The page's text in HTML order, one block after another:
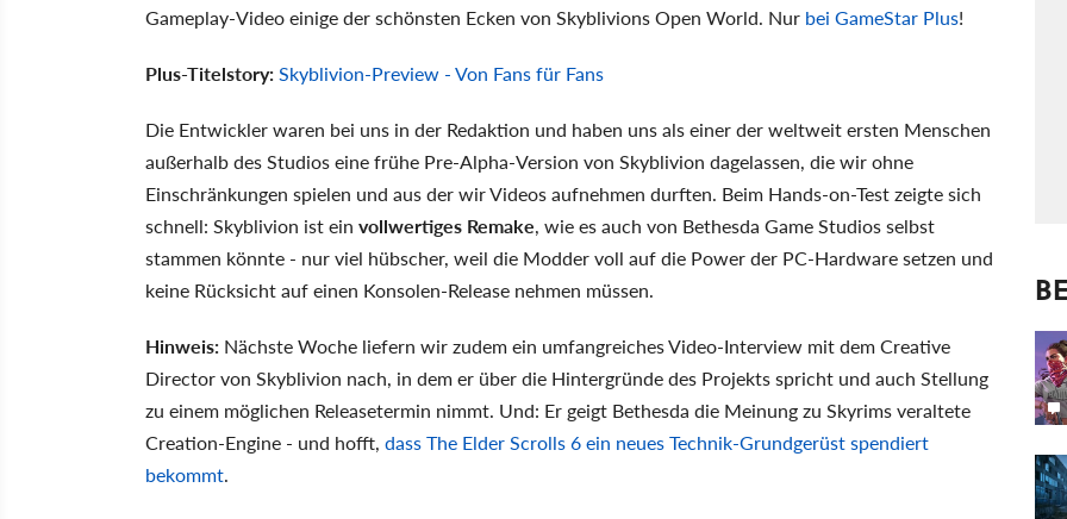
Gameplay-Video einige der schönsten Ecken von Skyblivions Open World. Nur bei GameStar Plus!
Plus-Titelstory:Skyblivion-Preview - Von Fans für Fans
Die Entwickler waren bei uns in der Redaktion und haben uns als einer der weltweit ersten Menschen
außerhalb des Studios eine frühe Pre-Alpha-Version von Skyblivion dagelassen, die wir ohne
Einschränkungen spielen und aus der wir Videos aufnehmen durften. Beim Hands-on-Test zeigte sich
schnell: Skyblivion ist ein vollwertiges Remake, wie es auch von Bethesda Game Studios selbst
stammen könnte - nur viel hübscher, weil die Modder voll auf die Power der PC-Hardware setzen und
keine Rücksicht auf einen Konsolen-Release nehmen müssen.
Hinweis: Nächste Woche liefern wir zudem ein umfangreiches Video-Interview mit dem Creative
Director von Skyblivion nach, in dem er über die Hintergründe des Projekts spricht und auch Stellung
zu einem möglichen Releasetermin nimmt. Und: Er geigt Bethesda die Meinung zu Skyrims veraltete
Creation-Engine - und hofft, dass The Elder Scrolls 6 ein neues Technik-Grundgerüst spendiert
bekommt.